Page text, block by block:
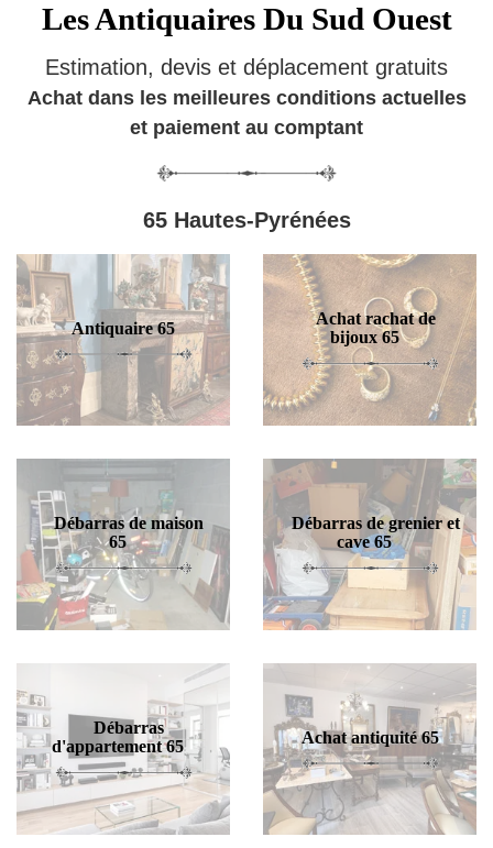
Les Antiquaires Du Sud Ouest
Estimation, devis et déplacement gratuits
Achat dans les meilleures conditions actuelles
et paiement au comptant
65 Hautes-Pyrénées
Antiquaire 65
Achat rachat de
bijoux 65
Débarras de maison
65
Débarras de grenier et
cave 65
Débarras
d'appartement 65
Achat antiquité 65